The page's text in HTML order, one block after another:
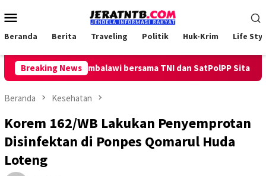
ke
Mobile
Beranda Berita Traveling Politik Huk-Krim Life
Breaking News
Polsek Ambalawi bersama TNI dan SatPolPP Sita Minuman
Beranda Kesehatan
Korem 162/WB Lakukan Penyemprotan
Disinfektan di Ponpes Qomarul Huda
Loteng